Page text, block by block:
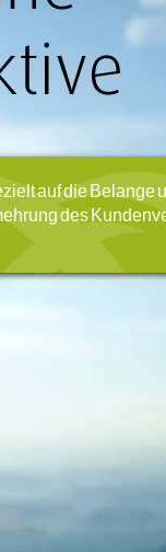
auf die Belange
des